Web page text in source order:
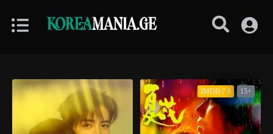
KOREAMANIA.GE
IMDB:7.6 15+